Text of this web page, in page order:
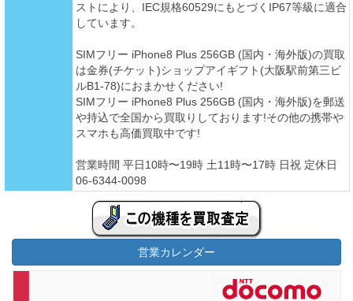
ストにより、IEC規格60529にもとづくIP67等級に適合
しています。
SIMフリー iPhone8 Plus 256GB (国内・海外版)の買取
は金券(チケット)ショップアイギフト(大阪駅前第三ビ
ルB1-78)におまかせください!
SIMフリー iPhone8 Plus 256GB (国内・海外版)を郵送
や持込で全国から買取りしております!その他の携帯や
スマホも高価買取中です!
営業時間 平日10時〜19時 土11時〜17時 日祝 定休日
06-6344-0098
営業カレンダー